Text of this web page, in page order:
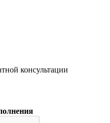
консультации